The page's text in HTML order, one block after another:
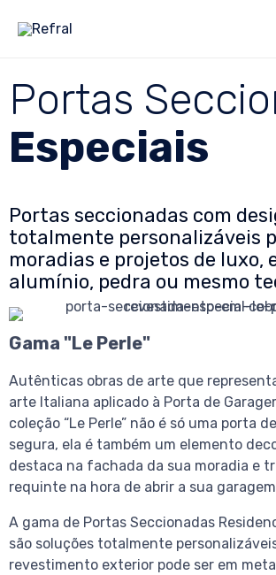
Portas
Especiais
Portas seccionadas com
totalmente personalizáveis
moradias e projetos de luxo,
alumínio, pedra ou mesmo
Gama "Le Perle"
Autênticas obras de arte que
arte Italiana aplicado à Porta de
coleção “Le Perle” não é só uma porta
segura, ela é também um elemento
destaca na fachada da sua moradia e
requinte na hora de abrir a sua
A gama de Portas Seccionadas
são soluções totalmente
revestimento exterior pode ser em